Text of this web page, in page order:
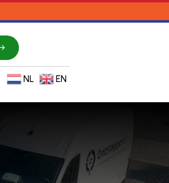
NL EN